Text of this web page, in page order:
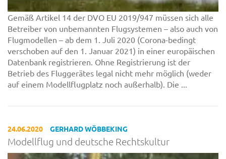
Gemäß Artikel 14 der DVO EU 2019/947 müssen sich alle
Betreiber von unbemannten Flugsystemen – also auch von
Flugmodellen – ab dem 1. Juli 2020 (Corona-bedingt
verschoben auf den 1. Januar 2021) in einer europäischen
Datenbank registrieren. Ohne Registrierung ist der
Betrieb des Fluggerätes legal nicht mehr möglich (weder
auf einem Modellflugplatz noch außerhalb). Die ...
24.06.2020 GERHARD WÖBBEKING
Modellflug und deutsche Rechtskultur